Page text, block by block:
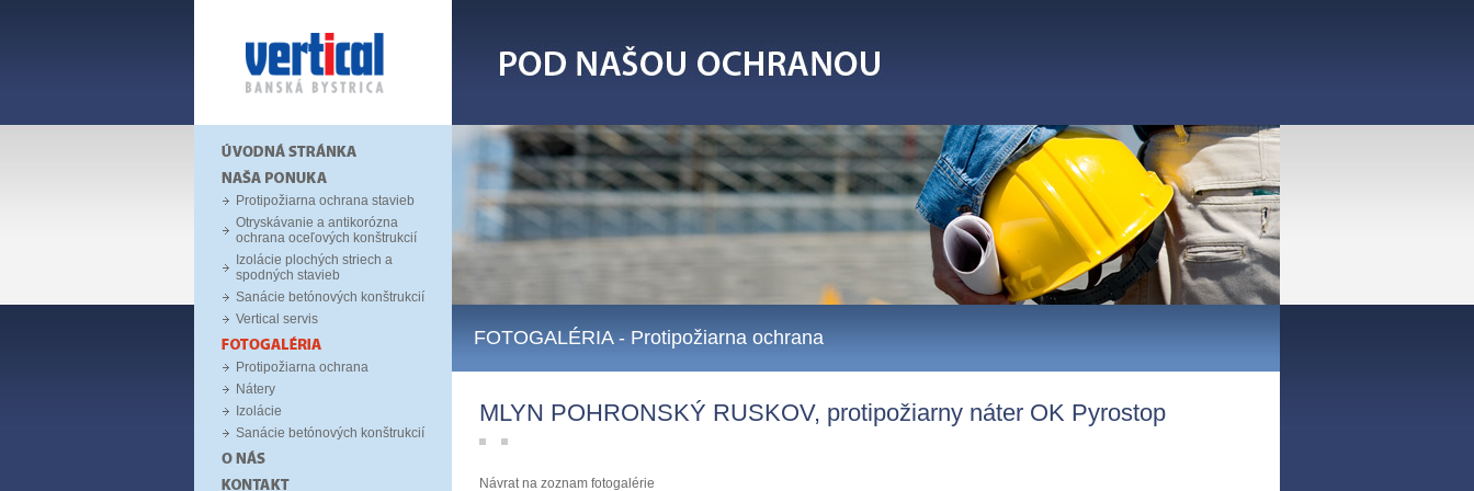
Protipožiarna ochrana stavieb
Otryskávanie a antikorózna
ochrana oceľových konštrukcií
Izolácie plochých striech a
spodných stavieb
Sanácie betónových konštrukcií
Vertical servis
Protipožiarna ochrana
Nátery
Izolácie
Sanácie betónových konštrukcií
FOTOGALÉRIA- Protipožiarna ochrana
MLYN POHRONSKÝ RUSKOV, protipožiarny náter OK Pyrostop
Návrat na zoznam fotogalérie